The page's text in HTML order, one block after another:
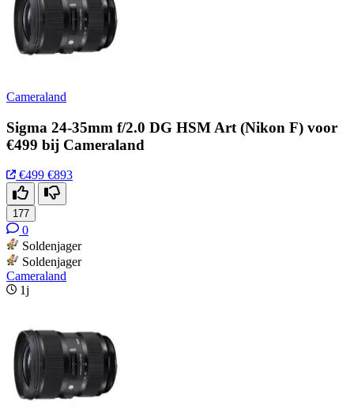
Cameraland
Sigma 24-35mm f/2.0 DG HSM Art (Nikon F) voor
€499 bij Cameraland
€499 €893
177
0
Soldenjager
Soldenjager
Cameraland
1j